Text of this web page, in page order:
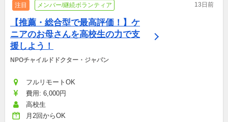
注目 メンバー/継続ボランティア 13日前
【推薦・総合型で最高評価！】ケ
ニアのお母さんを高校生の力で支
援しよう！
NPOチャイルドドクター・ジャパン
フルリモートOK
費用: 6,000円
高校生
月2回からOK